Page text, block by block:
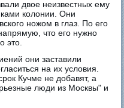
двое неизвестных ему
колонии. Они
ножом в глаз. По его
что его нужно
это.
они заставили
на их условия.
Кучме не добавят, а
люди из Москвы" и